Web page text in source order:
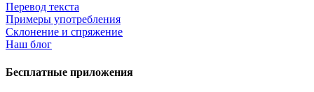
Перевод текста
Примеры употребления
Склонение и спряжение
Наш блог
Бесплатные приложения